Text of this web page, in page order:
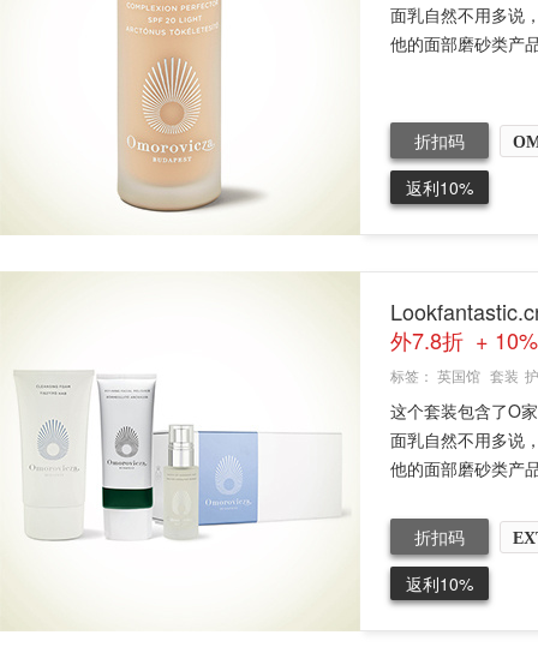
面乳自然不用多说
他的面部磨砂类产
折扣码
返利10%
外7.8折 +
标签： 英国馆 套装
这个套装包含了O
面乳自然不用多说
他的面部磨砂类产
折扣码
返利10%